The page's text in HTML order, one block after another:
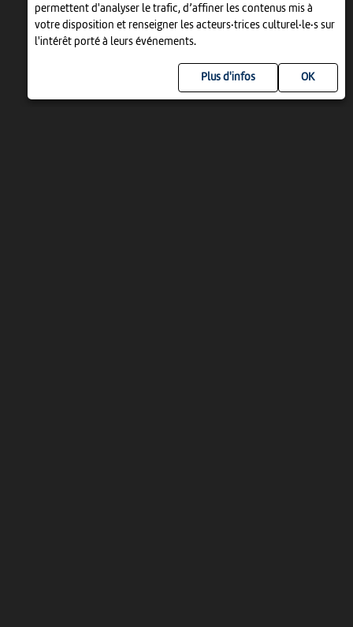
permettent d'analyser le trafic, d’affiner les contenus mis à
votre disposition et renseigner les acteurs·trices culturel·le·s sur
l'intérêt porté à leurs événements.
Plus d'infos